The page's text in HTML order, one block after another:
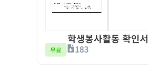
학생봉사활동 확인서
무료 183